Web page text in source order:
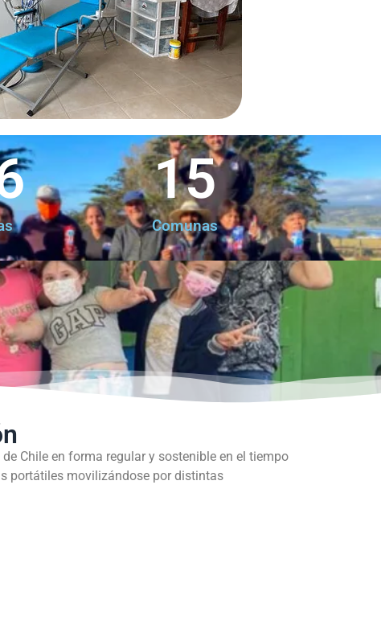
Comunas
15
Chile en forma regular y sostenible en el tiempo
portátiles movilizándose por distintas